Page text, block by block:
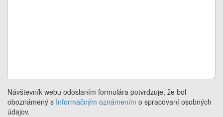
Návštevník webu odoslaním formulára potvrdzuje, že bol
oboznámený s Informačným oznámením o spracovaní osobných
údajov.